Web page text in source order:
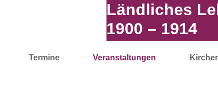
Termine Veranstaltungen
Ländliches
1900 – 1914